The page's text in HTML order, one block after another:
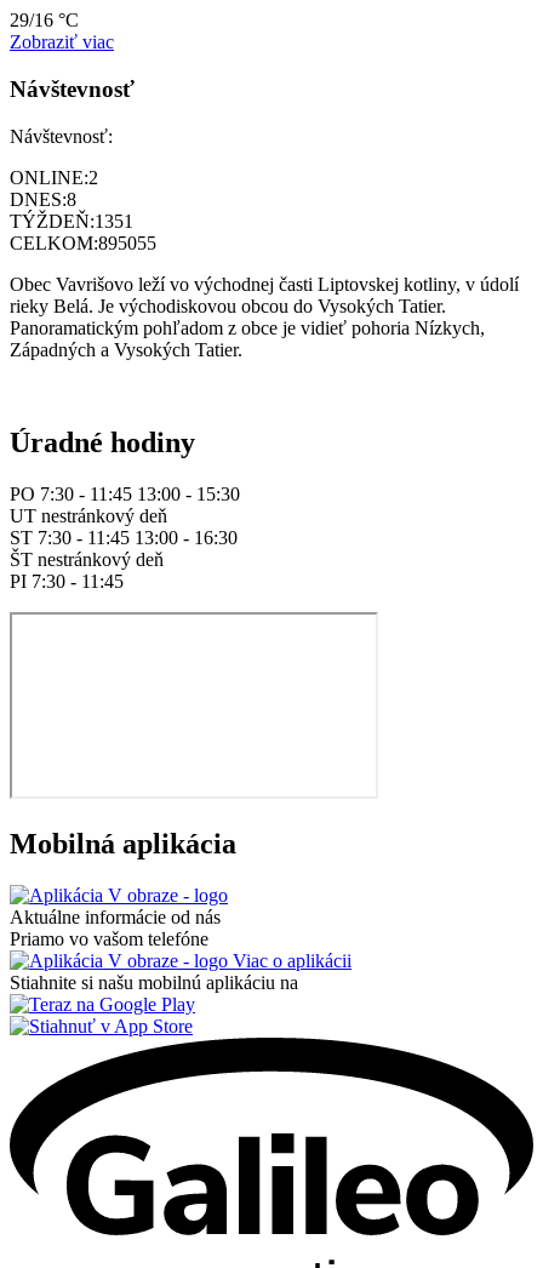
29/16 °C
Zobraziť viac
Návštevnosť
Návštevnosť:
ONLINE:2
DNES:8
TÝŽDEŇ:1351
CELKOM:895055
Obec Vavrišovo leží vo východnej časti Liptovskej kotliny, v údolí
rieky Belá. Je východiskovou obcou do Vysokých Tatier.
Panoramatickým pohľadom z obce je vidieť pohoria Nízkych,
Západných a Vysokých Tatier.
Úradné hodiny
PO 7:30 - 11:45 13:00 - 15:30
UT nestránkový deň
ST 7:30 - 11:45 13:00 - 16:30
ŠT nestránkový deň
PI 7:30 - 11:45
Mobilná aplikácia
Aktuálne informácie od nás
Priamo vo vašom telefóne
Viac o aplikácii
Stiahnite si našu mobilnú aplikáciu na